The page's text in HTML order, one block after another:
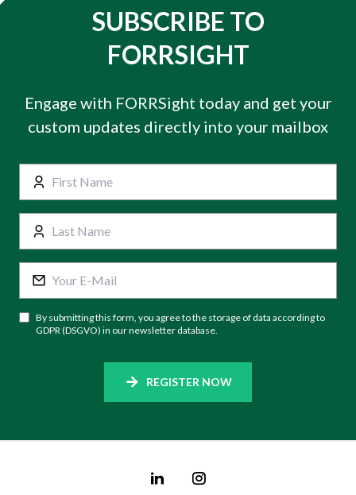
SUBSCRIBE TO
FORRSIGHT
Engage with FORRSight today and get your
custom updates directly into your mailbox
By submitting this form, you agree to the storage of data according to
GDPR (DSGVO) in our newsletter database.
REGISTER NOW